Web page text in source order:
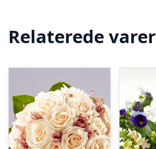
Relaterede varer